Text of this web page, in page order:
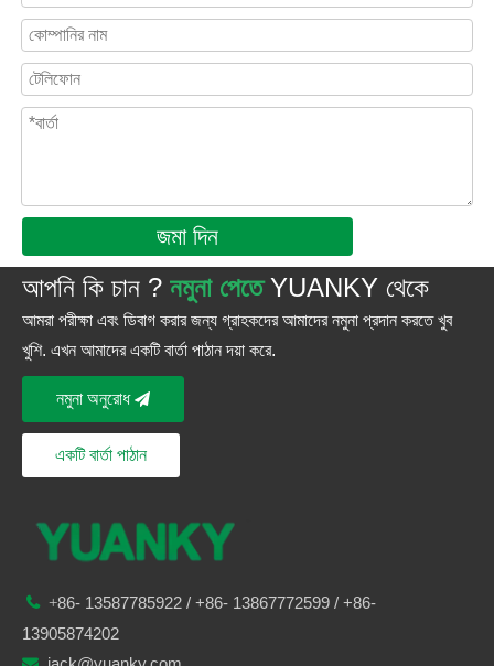
জমা দিন
আপনি কি চান ? নমুনা পেতেYUANKY থেকে
আমরা পরীক্ষা এবং ডিবাগ করার জন্য গ্রাহকদের আমাদের নমুনা প্রদান করতে খুব
খুশি. এখন আমাদের একটি বার্তা পাঠান দয়া করে.
নমুনা অনুরোধ
একটি বার্তা পাঠান
 +86- 13587785922 / +86- 13867772599 / +86-
13905874202